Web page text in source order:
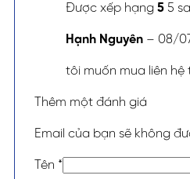
Được xếp hạng 5 5
Hạnh Nguyên – 08/
tôi muốn mua liên hệ
Thêm một đánh giá
Email của bạn sẽ không
Tên *